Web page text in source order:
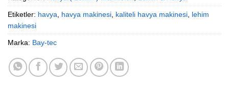
Etiketler: havya, havya makinesi, kaliteli havya makinesi, lehim
makinesi
Marka: Bay-tec